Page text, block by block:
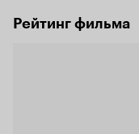
Рейтинг фильма